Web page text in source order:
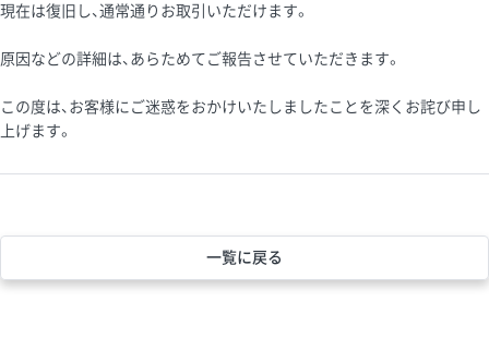
現在は復旧し、通常通りお取引いただけます。
原因などの詳細は、あらためてご報告させていただきます。
この度は、お客様にご迷惑をおかけいたしましたことを深くお詫び申し
上げます。
一覧に戻る